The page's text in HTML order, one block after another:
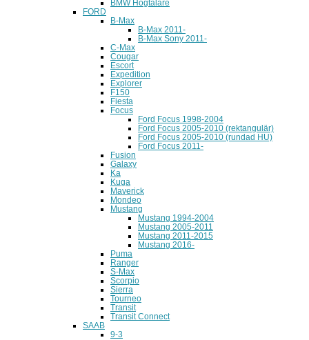
BMW Högtalare
FORD
B-Max
B-Max 2011-
B-Max Sony 2011-
C-Max
Cougar
Escort
Expedition
Explorer
F150
Fiesta
Focus
Ford Focus 1998-2004
Ford Focus 2005-2010 (rektangulär)
Ford Focus 2005-2010 (rundad HU)
Ford Focus 2011-
Fusion
Galaxy
Ka
Kuga
Maverick
Mondeo
Mustang
Mustang 1994-2004
Mustang 2005-2011
Mustang 2011-2015
Mustang 2016-
Puma
Ranger
S-Max
Scorpio
Sierra
Tourneo
Transit
Transit Connect
SAAB
9-3